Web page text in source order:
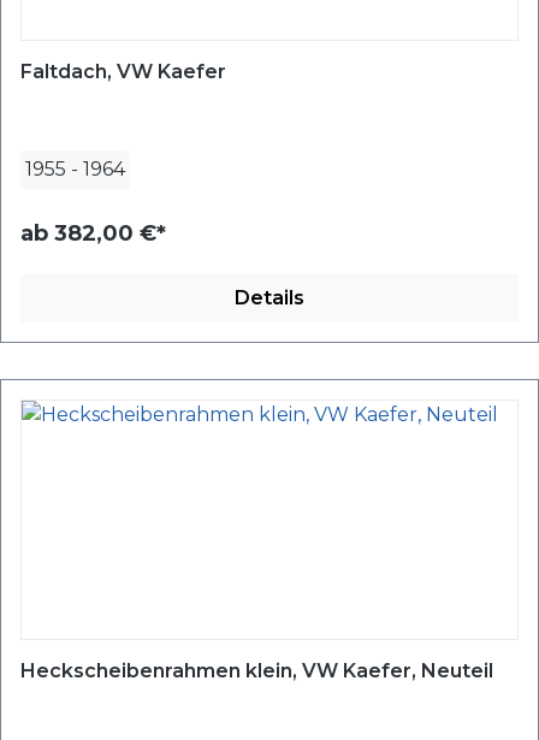
Faltdach, VW Kaefer
1955 - 1964
ab 382,00 €*
Details
Heckscheibenrahmen klein, VW Kaefer, Neuteil